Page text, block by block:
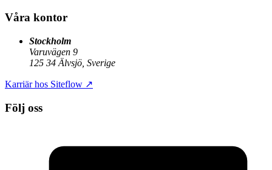
Våra kontor
Stockholm
Varuvägen 9
125 34 Älvsjö, Sverige
Karriär hos Siteflow ↗
Följ oss